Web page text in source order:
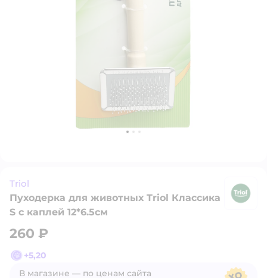
Triol
Пуходерка для животных Triol Классика
S с каплей 12*6.5см
260 ₽
+5,20
В магазине — по ценам сайта